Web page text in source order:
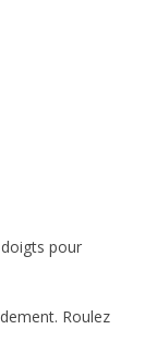
pour
Roulez